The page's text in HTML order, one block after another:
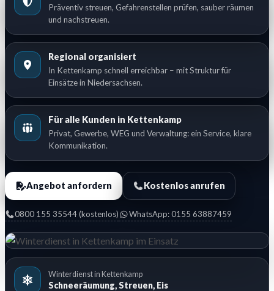
Präventiv streuen, Gefahrenstellen prüfen, sauber räumen
und nachstreuen.
Regional organisiert
In Kettenkamp schnell erreichbar – mit Struktur für
Einsätze in Niedersachsen.
Für alle Kunden in Kettenkamp
Privat, Gewerbe, WEG und Verwaltung: ein Service, klare
Kommunikation.
Angebot anfordern Kostenlos anrufen
0800 155 35544 (kostenlos) WhatsApp: 0155 63887459
Winterdienst in Kettenkamp
Schneeräumung, Streuen, Eis